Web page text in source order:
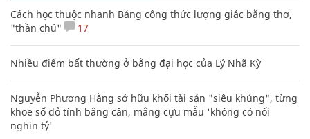
Cách học thuộc nhanh Bảng công thức lượng giác bằng thơ,
"thần chú"
17
Nhiều điểm bất thường ở bằng đại học của Lý Nhã Kỳ
Nguyễn Phương Hằng sở hữu khối tài sản "siêu khủng", từng
khoe sổ đỏ tính bằng cân, mắng cựu mẫu 'không có nổi
nghìn tỷ'